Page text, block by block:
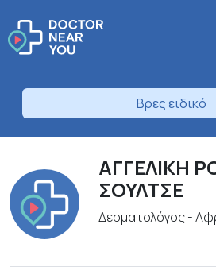
Βρες ειδικό
ΑΓΓΕΛΙΚΗ
ΣΟΥΛΤΣΕ
Δερματολόγος -